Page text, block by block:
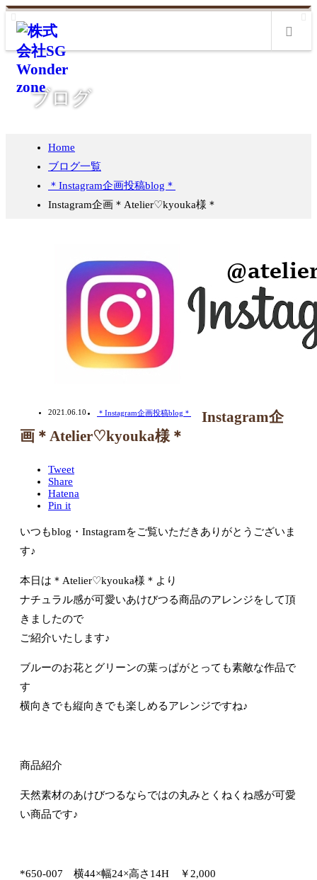
ブログ
Home
ブログ一覧
＊Instagram企画投稿blog＊
Instagram企画＊Atelier♡kyouka様＊
2021.06.10 ＊Instagram企画投稿blog＊
Instagram企
画＊Atelier♡kyouka様＊
Tweet
Share
Hatena
Pin it
いつもblog・Instagramをご覧いただきありがとうございま
す♪
本日は＊Atelier♡kyouka様＊より
ナチュラル感が可愛いあけびつる商品のアレンジをして頂
きましたので
ご紹介いたします♪
ブルーのお花とグリーンの葉っぱがとっても素敵な作品で
す
横向きでも縦向きでも楽しめるアレンジですね♪
商品紹介
天然素材のあけびつるならではの丸みとくねくね感が可愛
い商品です♪
*650-007 横44×幅24×高さ14H ￥2,000